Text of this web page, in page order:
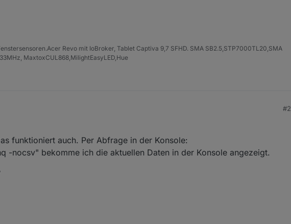
Revo mit IoBroker, Tablet Captiva 9,7 SFHD. SMA SB2.5,STP7000TL20,SMA
MaxtoxCUL868,MilightEasyLED,Hue
#2
funktioniert auch. Per Abfrage in der Konsole:
nocsv" bekomme ich die aktuellen Daten in der Konsole angezeigt.